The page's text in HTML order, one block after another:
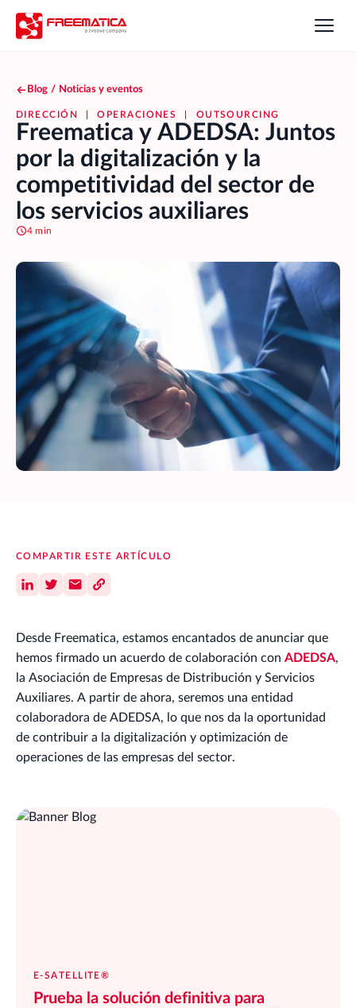
Blog / Noticias y eventos
DIRECCIÓN OPERACIONES OUTSOURCING
Freematica y ADEDSA: Juntos
por la digitalización y la
competitividad del sector de
los servicios auxiliares
4 min
COMPARTIR ESTE ARTÍCULO
Desde Freematica, estamos encantados de anunciar que
hemos firmado un acuerdo de colaboración con ADEDSA,
la Asociación de Empresas de Distribución y Servicios
Auxiliares. A partir de ahora, seremos una entidad
colaboradora de ADEDSA, lo que nos da la oportunidad
de contribuir a la digitalización y optimización de
operaciones de las empresas del sector.
E-SATELLITE®
Prueba la solución definitiva para